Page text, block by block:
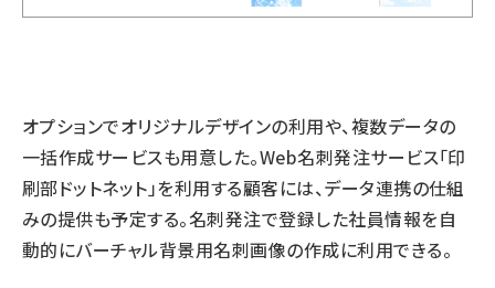
オプションでオリジナルデザインの利用や、複数データの
一括作成サービスも用意した。Web名刺発注サービス「印
刷部ドットネット」を利用する顧客には、データ連携の仕組
みの提供も予定する。名刺発注で登録した社員情報を自
動的にバーチャル背景用名刺画像の作成に利用できる。